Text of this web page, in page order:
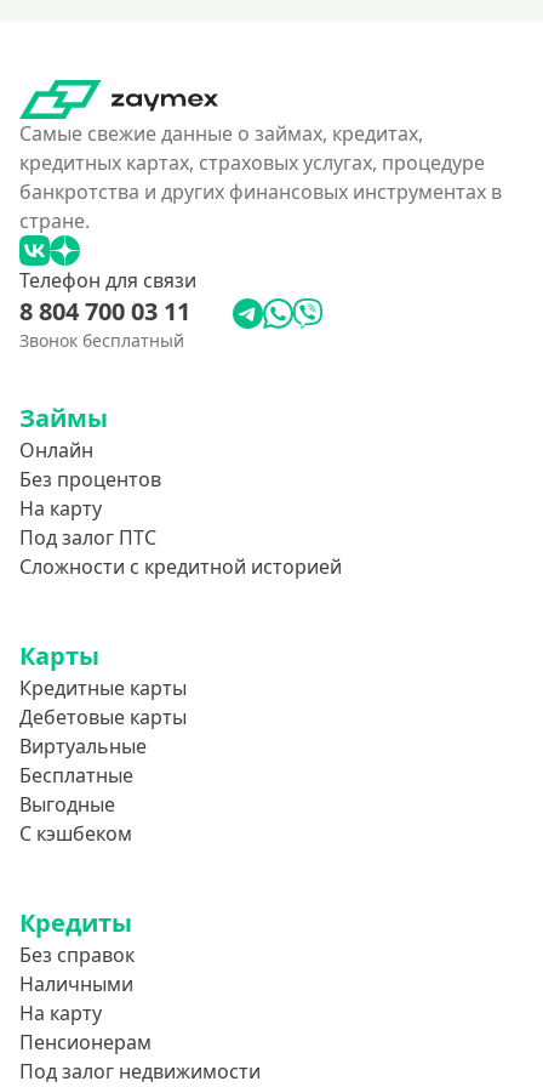
200000 руб
250000 руб
300000 руб
350 тысяч
400000 руб
4500000 руб
500000 руб
650000 руб
700000 руб
750000 руб
800000 руб
950000 руб
Целевые
Ремонт
Строительство дома
Стоматология
Неотложные нужды
Образование
Обучение за рубежом
Самые свежие данные о займах, кредитах,
кредитных картах, страховых услугах, процедуре
банкротства и других финансовых инструментах в
стране.
Телефон для связи
8 804 700 03 11
Звонок бесплатный
Займы
Онлайн
Без процентов
На карту
Под залог ПТС
Сложности с кредитной историей
Карты
Кредитные карты
Дебетовые карты
Виртуальные
Бесплатные
Выгодные
С кэшбеком
Кредиты
Без справок
Наличными
На карту
Пенсионерам
Под залог недвижимости